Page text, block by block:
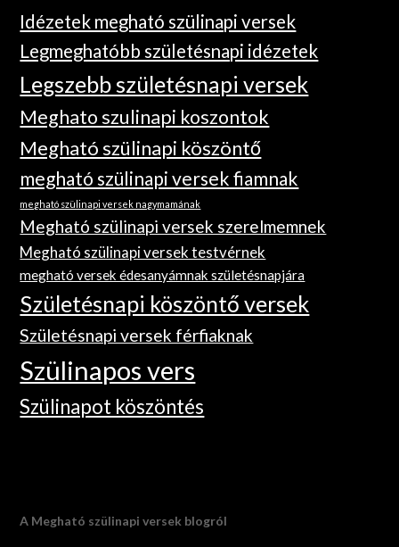
Idézetek megható szülinapi versek
Legmeghatóbb születésnapi idézetek
Legszebb születésnapi versek
Meghato szulinapi koszontok
Megható szülinapi köszöntő
megható szülinapi versek fiamnak
megható szülinapi versek nagymamának
Megható szülinapi versek szerelmemnek
Megható szülinapi versek testvérnek
megható versek édesanyámnak születésnapjára
Születésnapi köszöntő versek
Születésnapi versek férfiaknak
Szülinapos vers
Szülinapot köszöntés
A Megható szülinapi versek blogról